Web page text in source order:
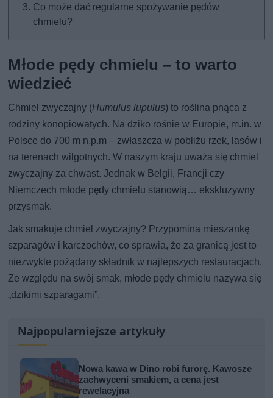
Co może dać regularne spożywanie pędów
chmielu?
Młode pędy chmielu – to warto
wiedzieć
Chmiel zwyczajny (Humulus lupulus) to roślina pnąca z
rodziny konopiowatych. Na dziko rośnie w Europie, m.in. w
Polsce do 700 m n.p.m – zwłaszcza w pobliżu rzek, lasów i
na terenach wilgotnych. W naszym kraju uważa się chmiel
zwyczajny za chwast. Jednak w Belgii, Francji czy
Niemczech młode pędy chmielu stanowią… ekskluzywny
przysmak.
Jak smakuje chmiel zwyczajny? Przypomina mieszankę
szparagów i karczochów, co sprawia, że za granicą jest to
niezwykle pożądany składnik w najlepszych restauracjach.
Ze względu na swój smak, młode pędy chmielu nazywa się
„dzikimi szparagami”.
Najpopularniejsze artykuły
Nowa kawa w Dino robi furorę. Kawosze
zachwyceni smakiem, a cena jest
rewelacyjna